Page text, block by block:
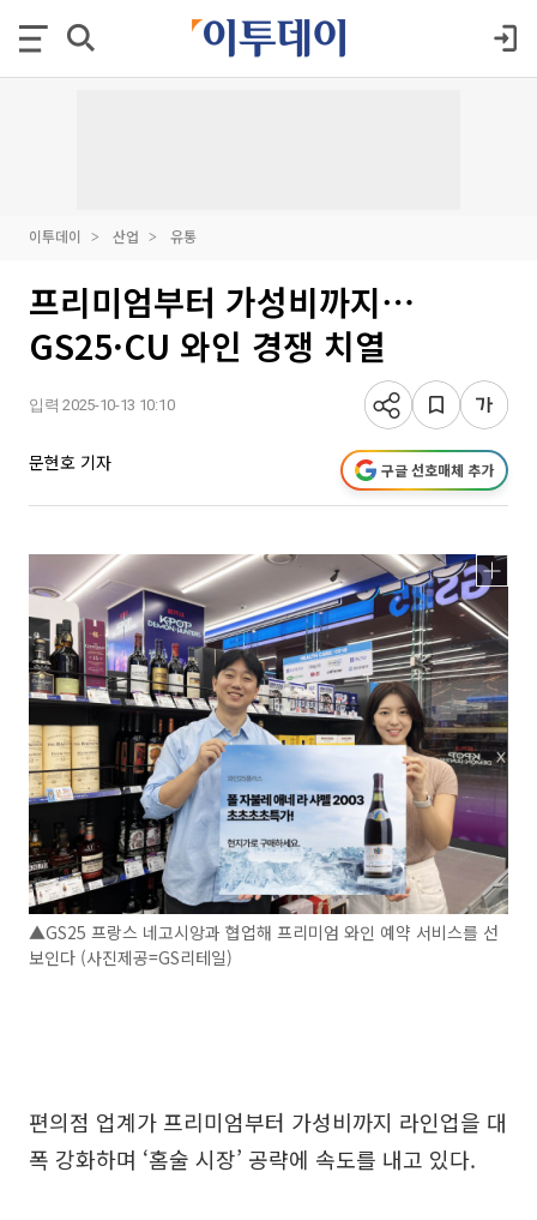
이투데이 산업 유통
프리미엄부터 가성비까지⋯
GS25·CU 와인 경쟁 치열
입력 2025-10-13 10:10
문현호 기자 구글 선호매체 추가
▲GS25 프랑스 네고시앙과 협업해 프리미엄 와인 예약 서비스를 선
보인다 (사진제공=GS리테일)
편의점 업계가 프리미엄부터 가성비까지 라인업을 대
폭 강화하며 ‘홈술 시장’ 공략에 속도를 내고 있다.